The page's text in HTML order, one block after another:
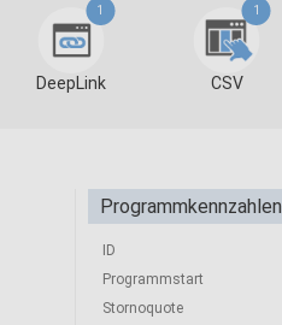
1
DeepLink
1
CSV
Programmkennzahlen
ID
Programmstart
Stornoquote